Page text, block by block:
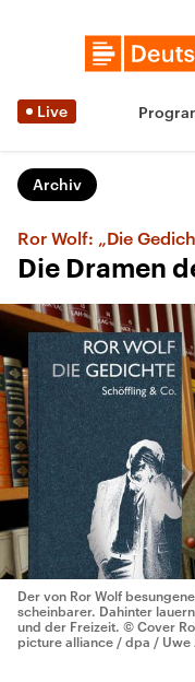
Live
Archiv
Ror Wolf: „Die
Die Dramen
Der von Ror Wolf
scheinbarer. Dahinter
und der Freizeit. © Cover
picture alliance / dpa / Uwe